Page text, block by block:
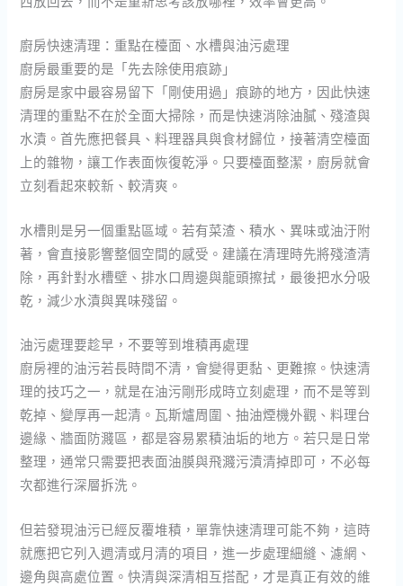
廚房快速清理：重點在檯面、水槽與油污處理
廚房最重要的是「先去除使用痕跡」
廚房是家中最容易留下「剛使用過」痕跡的地方，因此快速
清理的重點不在於全面大掃除，而是快速消除油膩、殘渣與
水漬。首先應把餐具、料理器具與食材歸位，接著清空檯面
上的雜物，讓工作表面恢復乾淨。只要檯面整潔，廚房就會
立刻看起來較新、較清爽。
水槽則是另一個重點區域。若有菜渣、積水、異味或油汙附
著，會直接影響整個空間的感受。建議在清理時先將殘渣清
除，再針對水槽壁、排水口周邊與龍頭擦拭，最後把水分吸
乾，減少水漬與異味殘留。
油污處理要趁早，不要等到堆積再處理
廚房裡的油污若長時間不清，會變得更黏、更難擦。快速清
理的技巧之一，就是在油污剛形成時立刻處理，而不是等到
乾掉、變厚再一起清。瓦斯爐周圍、抽油煙機外觀、料理台
邊緣、牆面防濺區，都是容易累積油垢的地方。若只是日常
整理，通常只需要把表面油膜與飛濺污漬清掉即可，不必每
次都進行深層拆洗。
但若發現油污已經反覆堆積，單靠快速清理可能不夠，這時
就應把它列入週清或月清的項目，進一步處理細縫、濾網、
邊角與高處位置。快清與深清相互搭配，才是真正有效的維